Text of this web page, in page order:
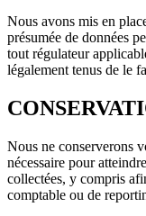
Nous avons mis en
présumée de données
tout régulateur
légalement tenus de le
Nous ne conserverons
nécessaire pour
collectées, y compris
comptable ou de